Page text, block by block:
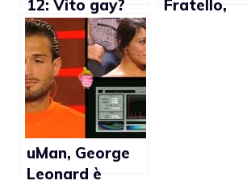
12: Vito gay?
Amicizia
“particolare”
con Giuliano dei
Negramaro
Fratello,
uMan, George
Leonard è